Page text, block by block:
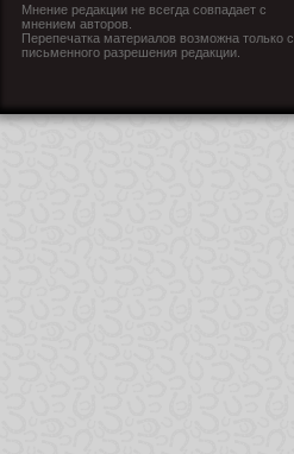
Мнение редакции не всегда совпадает с
мнением авторов.
Перепечатка материалов возможна только с
письменного разрешения редакции.